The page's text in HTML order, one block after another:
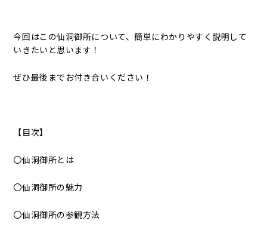
今回はこの仙洞御所について、簡単にわかりやすく説明して
いきたいと思います！
ぜひ最後までお付き合いください！
【目次】
〇仙洞御所とは
〇仙洞御所の魅力
〇仙洞御所の参観方法